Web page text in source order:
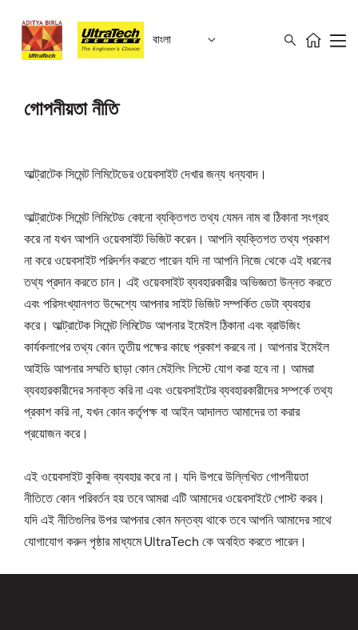
বাংলা
গোপনীয়তা নীতি
আল্ট্রাটেক সিমেন্ট লিমিটেডের ওয়েবসাইট দেখার জন্য ধন্যবাদ।
আল্ট্রাটেক সিমেন্ট লিমিটেড কোনো ব্যক্তিগত তথ্য যেমন নাম বা ঠিকানা সংগ্রহ
করে না যখন আপনি ওয়েবসাইট ভিজিট করেন। আপনি ব্যক্তিগত তথ্য প্রকাশ
না করে ওয়েবসাইট পরিদর্শন করতে পারেন যদি না আপনি নিজে থেকে এই ধরনের
তথ্য প্রদান করতে চান। এই ওয়েবসাইট ব্যবহারকারীর অভিজ্ঞতা উন্নত করতে
এবং পরিসংখ্যানগত উদ্দেশ্যে আপনার সাইট ভিজিট সম্পর্কিত ডেটা ব্যবহার
করে। আল্ট্রাটেক সিমেন্ট লিমিটেড আপনার ইমেইল ঠিকানা এবং ব্রাউজিং
কার্যকলাপের তথ্য কোন তৃতীয় পক্ষের কাছে প্রকাশ করবে না। আপনার ইমেইল
আইডি আপনার সম্মতি ছাড়া কোন মেইলিং লিস্টে যোগ করা হবে না। আমরা
ব্যবহারকারীদের সনাক্ত করি না এবং ওয়েবসাইটের ব্যবহারকারীদের সম্পর্কে তথ্য
প্রকাশ করি না, যখন কোন কর্তৃপক্ষ বা আইন আদালত আমাদের তা করার
প্রয়োজন করে।
এই ওয়েবসাইট কুকিজ ব্যবহার করে না। যদি উপরে উল্লিখিত গোপনীয়তা
নীতিতে কোন পরিবর্তন হয় তবে আমরা এটি আমাদের ওয়েবসাইটে পোস্ট করব।
যদি এই নীতিগুলির উপর আপনার কোন মন্তব্য থাকে তবে আপনি আমাদের সাথে
যোগাযোগ করুন পৃষ্ঠার মাধ্যমে UltraTech কে অবহিত করতে পারেন।